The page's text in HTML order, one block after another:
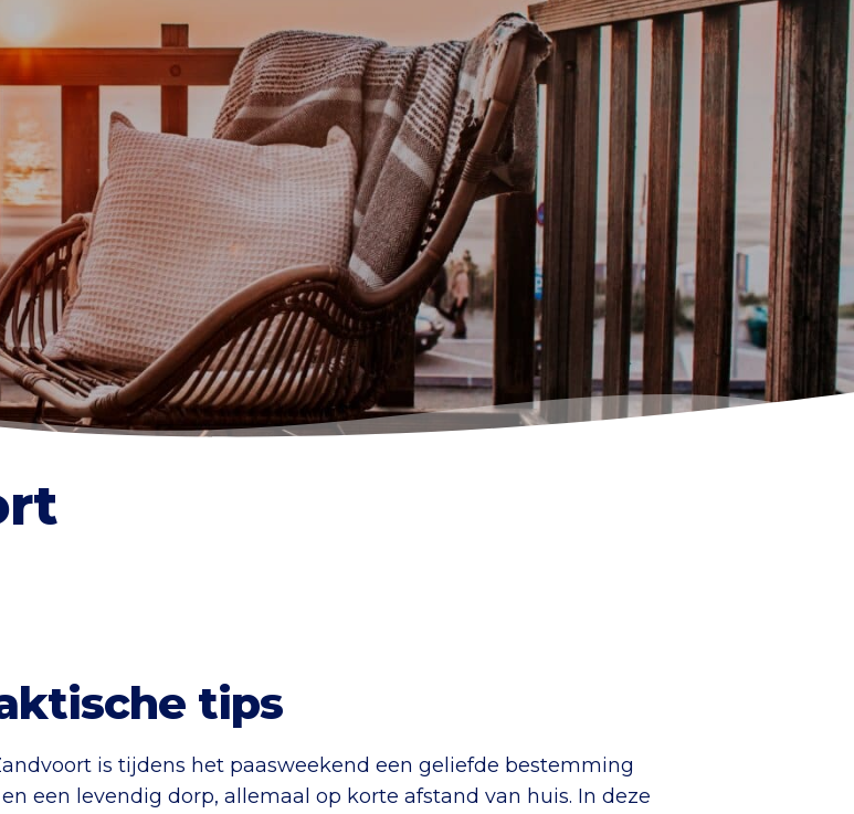
tips
is tijdens het paasweekend een geliefde bestemming
een levendig dorp, allemaal op korte afstand van huis. In deze